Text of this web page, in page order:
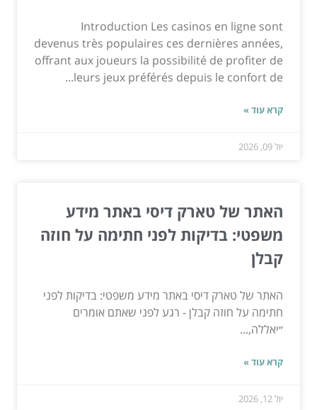
Introduction Les casinos en ligne sont
devenus très populaires ces dernières années,
offrant aux joueurs la possibilité de profiter de
leurs jeux préférés depuis le confort de...
קרא עוד »
יול 09, 2026
האתר של טארק דיסי באתר מידע
משפטי: בדיקות לפני חתימה על חוזה
קבלן
האתר של טארק דיסי באתר מידע משפטי: בדיקות לפני
חתימה על חוזה קבלן - רגע לפני שאתם אומרים
״יאללה,...
קרא עוד »
יול 12, 2026